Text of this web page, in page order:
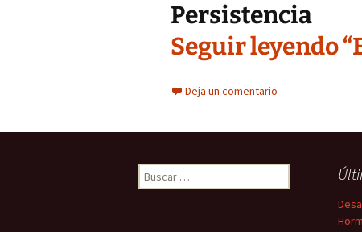
Persistencia
Seguir leyendo
Deja un comentario
Buscar: